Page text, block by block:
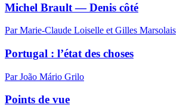
Michel Brault — Denis côté
Par Marie-Claude Loiselle et Gilles Marsolais
Portugal : l’état des choses
Par João Mário Grilo
Points de vue